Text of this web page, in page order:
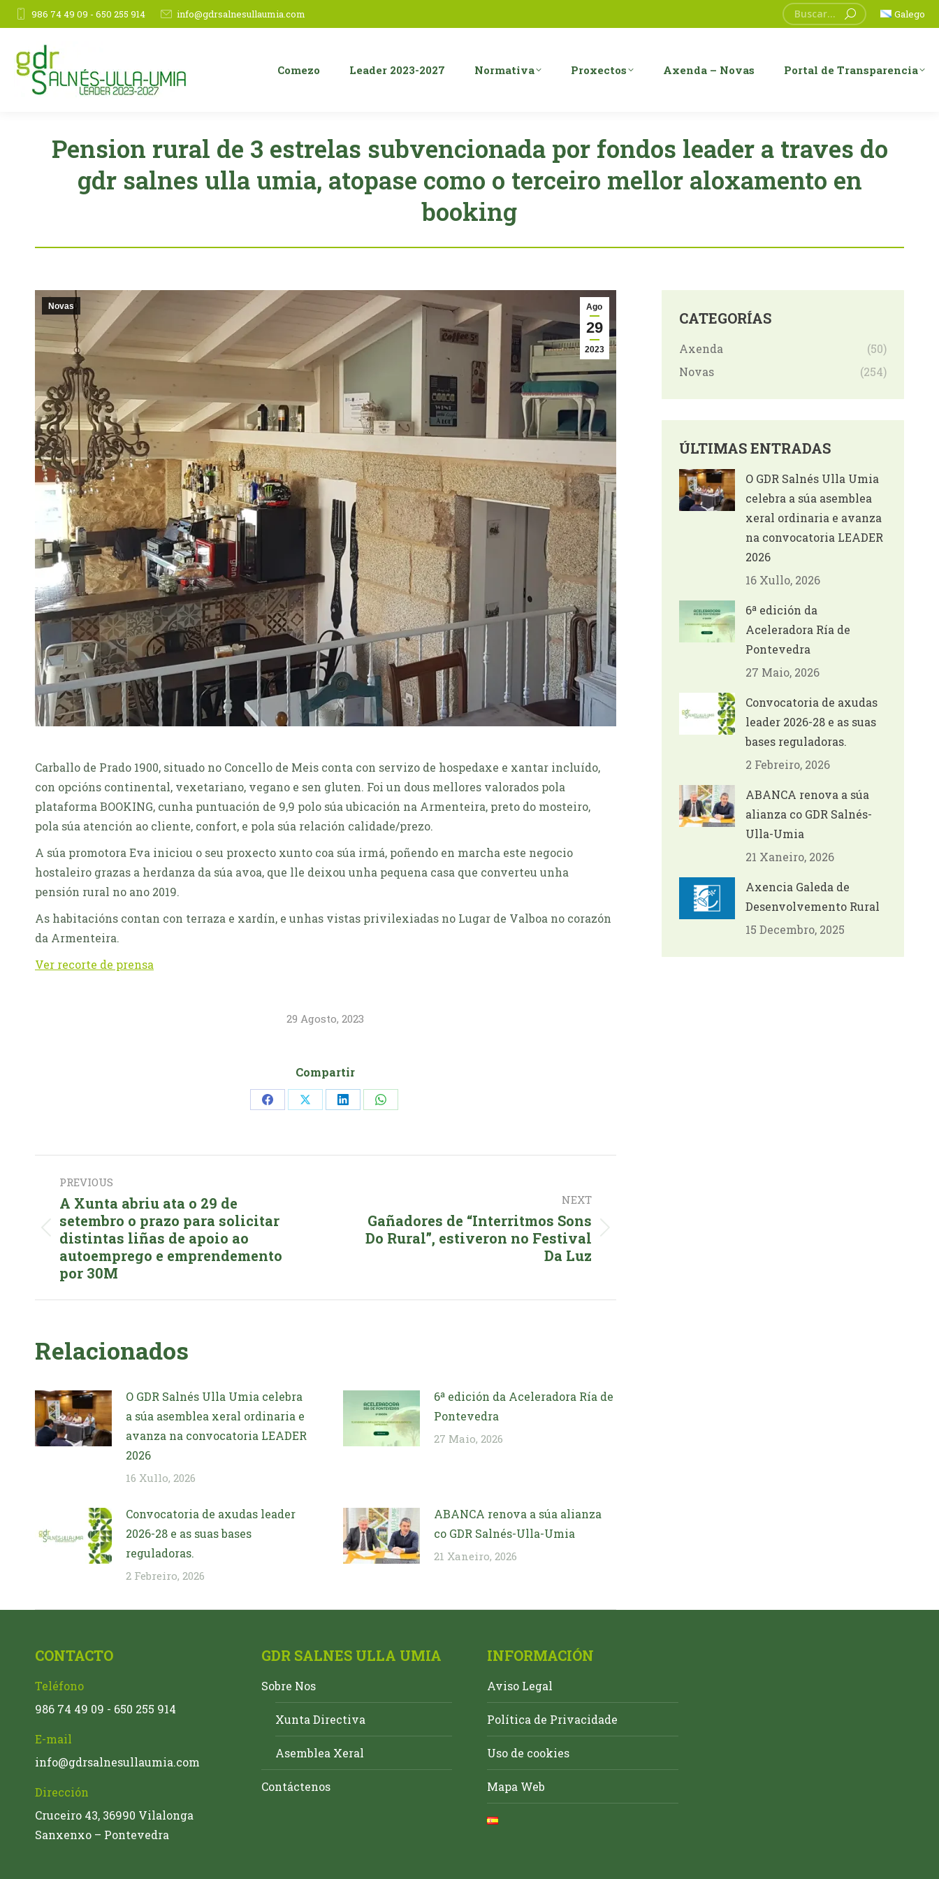
986 74 49 09 - 650 255 914 info@gdrsalnesullaumia.com Search: Galego
Comezo Leader 2023-2027 Normativa Proxectos Axenda – Novas Portal de Transparencia
Pension rural de 3 estrelas subvencionada por fondos leader a traves do
gdr salnes ulla umia, atopase como o terceiro mellor aloxamento en
booking
Ago
29
2023
Novas
Carballo de Prado 1900, situado no Concello de Meis conta con servizo de hospedaxe e xantar incluído,
con opcións continental, vexetariano, vegano e sen gluten. Foi un dous mellores valorados pola
plataforma BOOKING, cunha puntuación de 9,9 polo súa ubicación na Armenteira, preto do mosteiro,
pola súa atención ao cliente, confort, e pola súa relación calidade/prezo.
A súa promotora Eva iniciou o seu proxecto xunto coa súa irmá, poñendo en marcha este negocio
hostaleiro grazas a herdanza da súa avoa, que lle deixou unha pequena casa que converteu unha
pensión rural no ano 2019.
As habitacións contan con terraza e xardín, e unhas vistas privilexiadas no Lugar de Valboa no corazón
da Armenteira.
Ver recorte de prensa
29 Agosto, 2023
Compartir
Share Share Share Share
Post
navigation
PREVIOUS
Previous
post:
A Xunta abriu ata o 29 de
setembro o prazo para solicitar
distintas liñas de apoio ao
autoemprego e emprendemento
por 30M
NEXT
Next
Gañadores de “Interritmos Sons
Do Rural”, estiveron no Festival
Da Luz
Relacionados
O GDR Salnés Ulla Umia celebra
a súa asemblea xeral ordinaria e
avanza na convocatoria LEADER
2026
16 Xullo, 2026
6ª edición da Aceleradora Ría de
Pontevedra
27 Maio, 2026
Convocatoria de axudas leader
2026-28 e as suas bases
reguladoras.
2 Febreiro, 2026
ABANCA renova a súa alianza
co GDR Salnés-Ulla-Umia
21 Xaneiro, 2026
CATEGORÍAS
Axenda
(50)
Novas
(254)
ÚLTIMAS ENTRADAS
O GDR Salnés Ulla Umia
celebra a súa asemblea
xeral ordinaria e avanza
na convocatoria LEADER
2026
16 Xullo, 2026
6ª edición da
Aceleradora Ría de
Pontevedra
27 Maio, 2026
Convocatoria de axudas
leader 2026-28 e as suas
bases reguladoras.
2 Febreiro, 2026
ABANCA renova a súa
alianza co GDR Salnés-
Ulla-Umia
21 Xaneiro, 2026
Axencia Galeda de
Desenvolvemento Rural
15 Decembro, 2025
CONTACTO
Teléfono
986 74 49 09 - 650 255 914
E-mail
info@gdrsalnesullaumia.com
Dirección
Cruceiro 43, 36990 Vilalonga
Sanxenxo – Pontevedra
GDR SALNES ULLA UMIA
Sobre Nos
Xunta Directiva
Asemblea Xeral
Contáctenos
INFORMACIÓN
Aviso Legal
Política de Privacidade
Uso de cookies
Mapa Web